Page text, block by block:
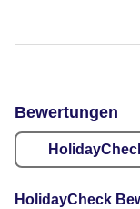
Bewertungen
HolidayCheck